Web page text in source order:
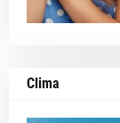
Clima